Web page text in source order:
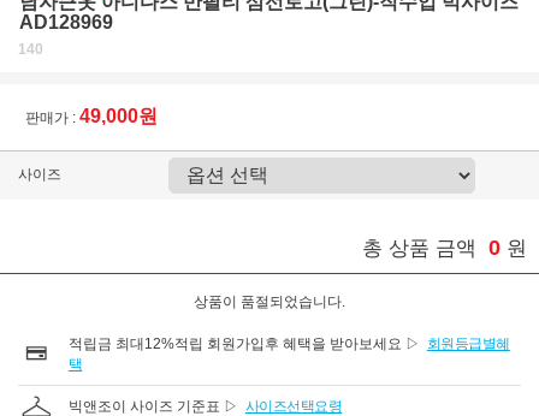
AD128969
140
판매가 : 49,000원
사이즈
총 상품 금액 0 원
상품이 품절되었습니다.
적립금 최대12%적립 회원가입후 혜택을 받아보세요 ▷
회원등급별혜
택
빅앤조이 사이즈 기준표 ▷ 사이즈선택요령